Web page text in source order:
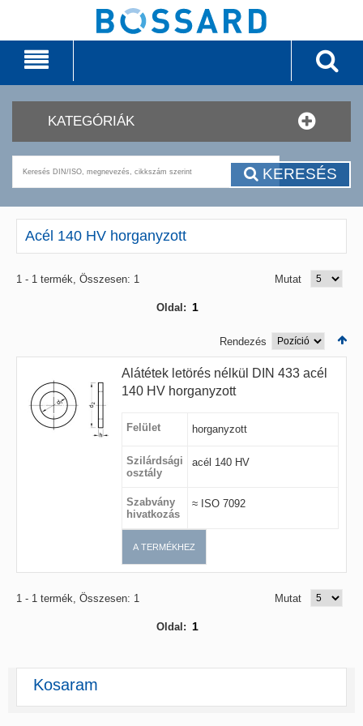
KATEGÓRIÁK
KERESÉS
Acél 140 HV horganyzott
1 - 1 termék, Összesen: 1 Mutat
Oldal: 1
Rendezés
Alátétek letörés nélkül DIN 433 acél
140 HV horganyzott
Felület horganyzott
Szilárdsági
osztály
acél 140 HV
Szabvány
hivatkozás
≈ ISO 7092
A TERMÉKHEZ
1 - 1 termék, Összesen: 1 Mutat
Oldal: 1
Kosaram